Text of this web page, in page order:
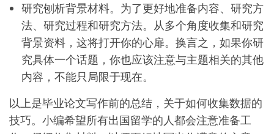
研究刨析背景材料。为了更好地准备内容、研究方
法、研究过程和研究方法。从多个角度收集和研究
背景资料，这将打开你的心扉。换言之，如果你研
究具体一个话题，你也应该注意与主题相关的其他
内容，不能只局限于现在。
以上是毕业论文写作前的总结，关于如何收集数据的
技巧。小编希望所有出国留学的人都会注意准备工